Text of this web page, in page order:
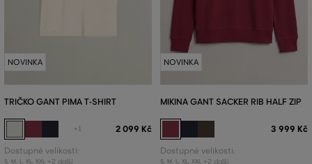
NOVINKA
TRIČKO GANT PIMA T-SHIRT
+1 2 099 Kč
Dostupné velikosti:
S, M L, XL, XXL +2 další
NOVINKA
MIKINA GANT SACKER RIB HALF ZIP
3 999 Kč
Dostupné velikosti:
S, M L, XL, XXL +2 další